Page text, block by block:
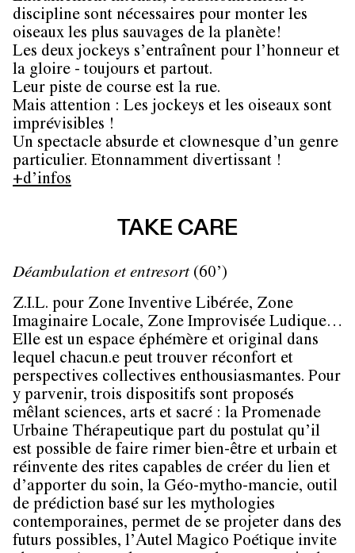
discipline sont nécessaires pour monter les
oiseaux les plus sauvages de la planète!
Les deux jockeys s’entraînent pour l’honneur et
la gloire - toujours et partout.
Leur piste de course est la rue.
Mais attention : Les jockeys et les oiseaux sont
imprévisibles !
Un spectacle absurde et clownesque d’un genre
particulier. Etonnamment divertissant !
+d’infos
TAKE CARE
Déambulation et entresort (60’)
Z.I.L. pour Zone Inventive Libérée, Zone
Imaginaire Locale, Zone Improvisée Ludique…
Elle est un espace éphémère et original dans
lequel chacun.e peut trouver réconfort et
perspectives collectives enthousiasmantes. Pour
y parvenir, trois dispositifs sont proposés
mêlant sciences, arts et sacré : la Promenade
Urbaine Thérapeutique part du postulat qu’il
est possible de faire rimer bien-être et urbain et
réinvente des rites capables de créer du lien et
d’apporter du soin, la Géo-mytho-mancie, outil
de prédiction basé sur les mythologies
contemporaines, permet de se projeter dans des
futurs possibles, l’Autel Magico Poétique invite